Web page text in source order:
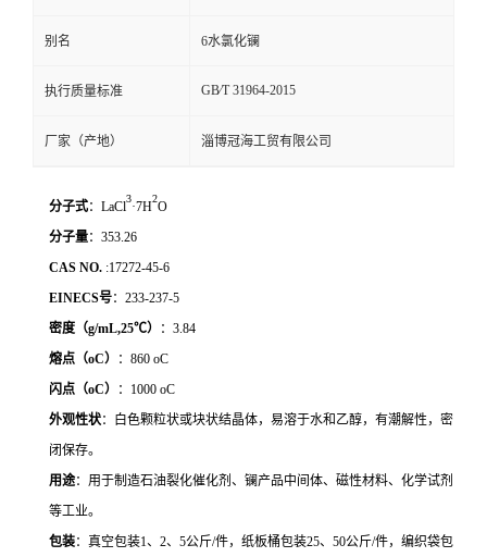
别名 6水氯化镧
执行质量标准 GB∕T 31964-2015
厂家（产地） 淄博冠海工贸有限公司
分子式：LaCl
3
·7H
2
O
分子量：353.26
CAS NO. :17272-45-6
EINECS号：233-237-5
密度（g/mL,25℃）
：3.84
熔点（oC）
：860 oC
闪点（oC）
：1000 oC
外观性状：白色颗粒状或块状结晶体，易溶于水和乙醇，有潮解性，密
闭保存。
用途：用于制造石油裂化催化剂、镧产品中间体、磁性材料、化学试剂
等工业。
包装：真空包装1、2、5公斤/件，纸板桶包装25、50公斤/件，编织袋包